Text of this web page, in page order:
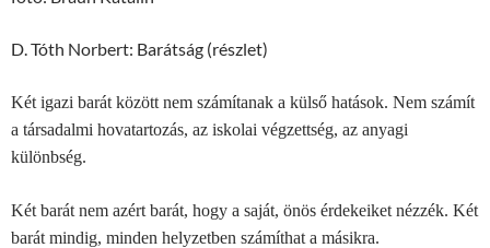
D. Tóth Norbert: Barátság (részlet)
Két igazi barát között nem számítanak a külső hatások. Nem számít
a társadalmi hovatartozás, az iskolai végzettség, az anyagi
különbség.
Két barát nem azért barát, hogy a saját, önös érdekeiket nézzék. Két
barát mindig, minden helyzetben számíthat a másikra.